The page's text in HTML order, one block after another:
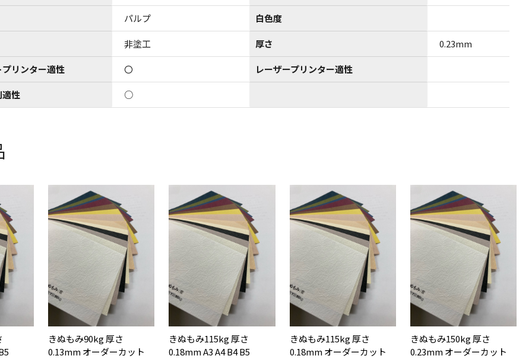
パルプ 白色度
非塗工 厚さ 0.23mm
リンター適性 〇 レーザープリンター適性
適性 ○
きぬもみ90kg 厚さ
0.13mm オーダーカット
きぬもみ115kg 厚さ
0.18mm A3 A4 B4 B5
きぬもみ115kg 厚さ
0.18mm オーダーカット
きぬもみ150kg 厚さ
0.23mm オーダーカット